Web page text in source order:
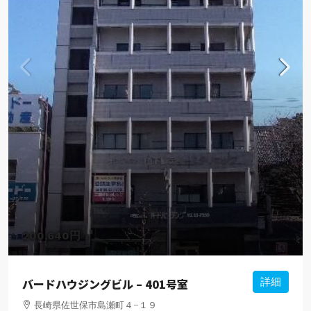
200,640円
バードハウジングビル – 401号室
長崎県佐世保市島瀬町４−１９
詳細